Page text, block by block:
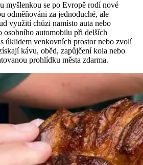
myšlenkou se po Evropě rodí nové
odměňováni za jednoduché, ale
využití chůzi namísto auta nebo
osobního automobilu při delších
úklidem venkovních prostor nebo zvolí
kávu, oběd, zapůjčení kola nebo
prohlídku města zdarma.